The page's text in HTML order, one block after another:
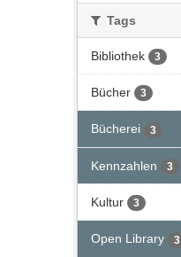
Tags
Bibliothek 3
Bücher 3
Bücherei 3
Kennzahlen 3
Kultur 3
Open Library 3